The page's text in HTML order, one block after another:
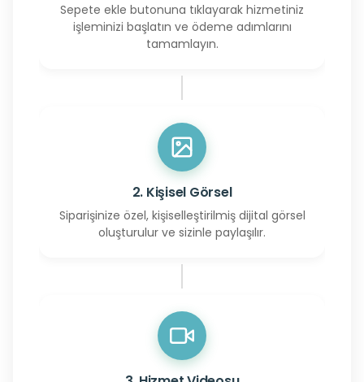
Sepete ekle butonuna tıklayarak hizmetiniz
işleminizi başlatın ve ödeme adımlarını
tamamlayın.
2. Kişisel Görsel
Siparişinize özel, kişiselleştirilmiş dijital görsel
oluşturulur ve sizinle paylaşılır.